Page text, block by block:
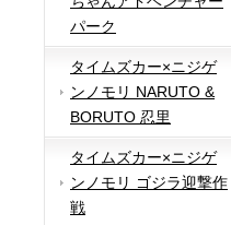
パーク
タイムズカー×ニジゲ
ンノモリ NARUTO &
BORUTO 忍里
タイムズカー×ニジゲ
ンノモリ ゴジラ迎撃作
戦